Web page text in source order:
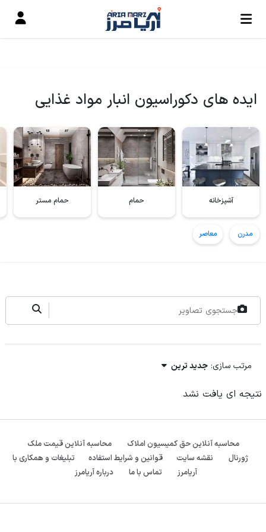
ایده های دکوراسیون انبار مواد غذایی
آشپزخانه حمام حمام مستر
مدرن معاصر
مرتب سازی: جدید ترین
نتیجه ای یافت نشد
محاسبه آنلاین حق کمیسیون املاک
محاسبه آنلاین قیمت ملک
ژورنال
نقشه سایت قوانین و شرایط استفاده
تبلیغات و همکاری با
آریامرز
تماس با ما درباره آریامرز